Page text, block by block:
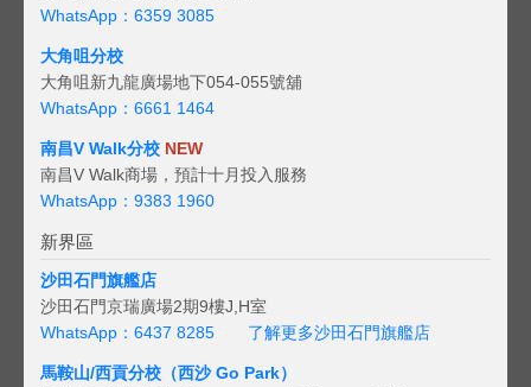
WhatsApp：6359 3085
大角咀分校
大角咀新九龍廣場地下054-055號舖
WhatsApp：6661 1464
南昌V Walk分校 NEW
南昌V Walk商場，預計十月投入服務
WhatsApp：9383 1960
新界區
沙田石門旗艦店
沙田石門京瑞廣場2期9樓J,H室
WhatsApp：6437 8285
了解更多沙田石門旗艦店
馬鞍山/西貢分校（西沙 Go Park）